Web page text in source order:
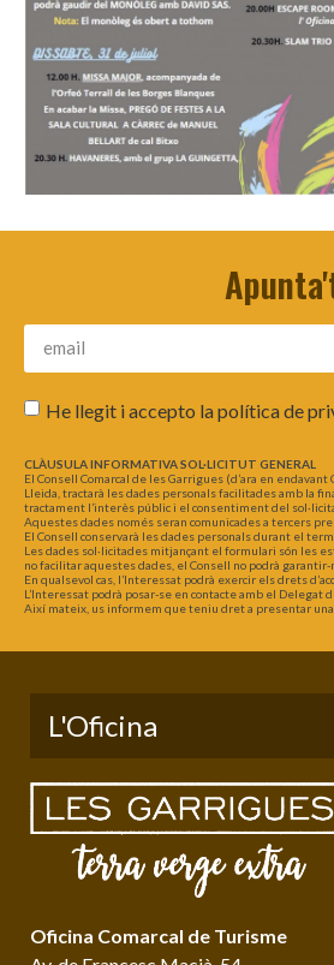
He llegit i accepto lapolítica de
CLÀUSULA INFORMATIVA SOL·LICITUT GENERAL
El Consell Comarcal de les Garrigues (d’ara en
Lleida, tractarà les dades personals facilitades amb la
tractament l’interès públic i el consentiment del
Aquestes dades només seran comunicades a tercers
El Consell conservarà les dades personals durant el
Les dades sol·licitades mitjançant el formulari són les
no facilitar aquestes dades, el Consell no podrà garantir-
En qualsevol cas, l’Interessat podrà exercir els drets
L’Interessat podrà posar-se en contacte amb el Delegat
Així mateix, us informem que teniu dret a presentar una
L'Oficina
Oficina Comarcal de Turisme